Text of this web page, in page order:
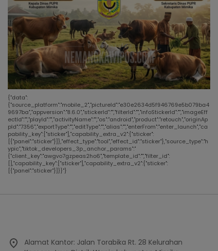
{"data":
{"source_platform":"mobile_2","pictureId":"e30e2634d5f946769e5b079ba4
9697ba","appversion":"8.6.0","stickerId":"","filterId":"","infoStickerId":"","imageEff
ectId":"","playId":"","activityName":"","os":"android","product":"retouch","originAp
pId":"7356","exportType":"","editType":"","alias":"","enterFrom":"enter_launch","ca
pability_key":["sticker"],"capability_extra_v2":{"sticker":
[{"panel":"sticker"}]},"effect_type":"tool","effect_id":"sticker"},"source_type":"h
ypic","tiktok_developers_3p_anchor_params":"
{"client_key":"awgvo7gzpeas2ho6","template_id":"","filter_id":
[],"capability_key":["sticker"],"capability_extra_v2":{"sticker":
[{"panel":"sticker"}]}}"}
Alamat Kantor: Jalan Torabika Rt. 28 Kelurahan